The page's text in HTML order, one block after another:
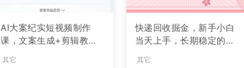
AI大案纪实短视频制作
课，文案生成+剪辑教学
其它
快递回收掘金，新手小白
当天上手，长期稳定的副
其它